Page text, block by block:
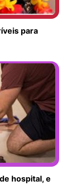
para
hospital, e